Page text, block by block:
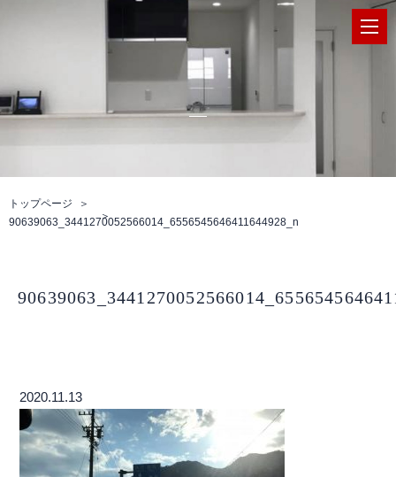
トップページ
90639063_3441270052566014_6556545646411644928_n
2020.11.13